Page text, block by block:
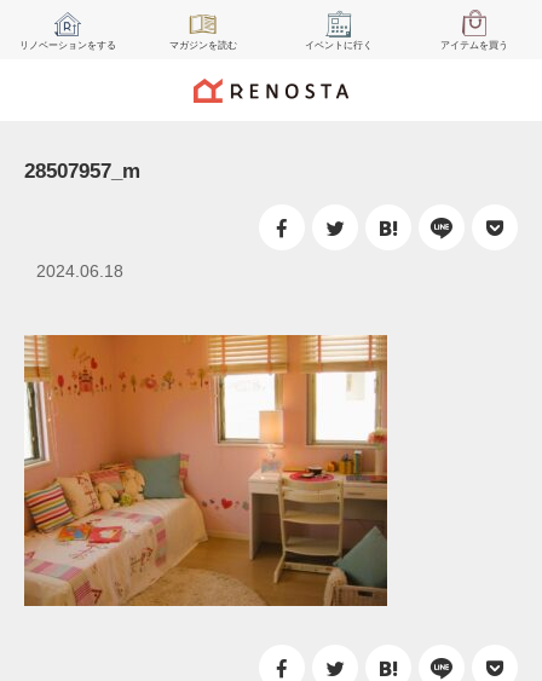
リノベーションをする マガジンを読む イベント に行く アイテムを買う
28507957_m
2024.06.18